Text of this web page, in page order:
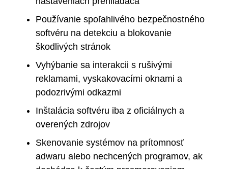
Používanie spoľahlivého bezpečnostného
softvéru na detekciu a blokovanie
škodlivých stránok
Vyhýbanie sa interakcii s rušivými
reklamami, vyskakovacími oknami a
podozrivými odkazmi
Inštalácia softvéru iba z oficiálnych a
overených zdrojov
Skenovanie systémov na prítomnosť
adwaru alebo nechcených programov, ak